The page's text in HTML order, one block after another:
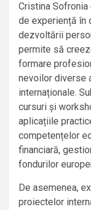
Cristina
de experiență în
dezvoltării
permite să
formare
nevoilor diverse
internaționale.
cursuri și
aplicațiile
competențelor
financiară,
fondurilor
De asemenea,
proiectelor